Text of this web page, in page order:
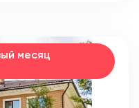
месяц